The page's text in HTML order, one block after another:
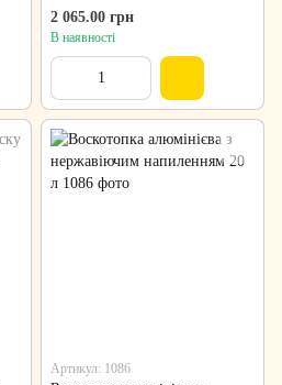
2 065.00 грн
В наявності
Артикул: 1086